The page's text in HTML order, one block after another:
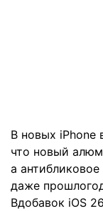
В новых iPhone
что новый
а
даже
Вдобавок iOS